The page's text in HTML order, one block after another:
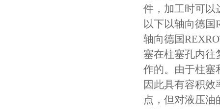
件，加工时可以
以下以轴向德
轴向德国
塞在柱塞孔内
作的。由于柱塞
因此具有容积
点，但对液压油